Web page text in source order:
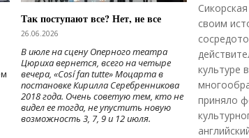
Так поступают все? Нет, не все
26.06.2026
В июле на сцену Оперного театра
Цюриха вернется, всего на четыре
вечера, «Cosí fan tutte» Моцарта в
постановке Кирилла Серебренникова
2018 года. Очень советую тем, кто не
видел ее тогда, не упустить новую
возможность 3, 7, 9 и 12 июля.
своим
культуре
приняло